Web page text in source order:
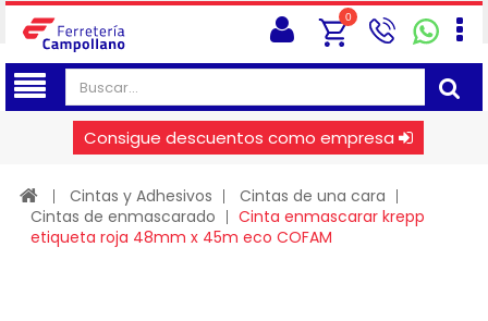
0
Consigue descuentos como empresa
Cintas y Adhesivos
Cintas de una cara
Cintas de enmascarado
Cinta enmascarar krepp
etiqueta roja 48mm x 45m eco COFAM